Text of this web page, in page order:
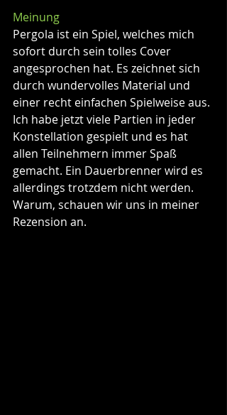
Meinung
Pergola ist ein Spiel, welches mich
sofort durch sein tolles Cover
angesprochen hat. Es zeichnet sich
durch wundervolles Material und
einer recht einfachen Spielweise aus.
Ich habe jetzt viele Partien in jeder
Konstellation gespielt und es hat
allen Teilnehmern immer Spaß
gemacht. Ein Dauerbrenner wird es
allerdings trotzdem nicht werden.
Warum, schauen wir uns in meiner
Rezension an.